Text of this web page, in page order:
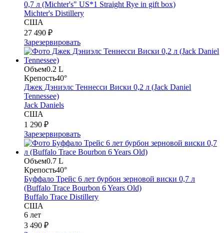
0,7 л (Michter's" US*1 Straight Rye in gift box)
Michter's Distillery
США
27 490 ₽
Зарезервировать
Объем0.2 L
Крепость40°
Джек Дэниэлс Теннесси Виски 0,2 л (Jack Daniel
Tennessee)
Jack Daniels
США
1 290 ₽
Зарезервировать
Объем0.7 L
Крепость40°
Буффало Трейс 6 лет бурбон зерновой виски 0,7 л
(Buffalo Trace Bourbon 6 Years Old)
Buffalo Trace Distillery
США
6 лет
3 490 ₽